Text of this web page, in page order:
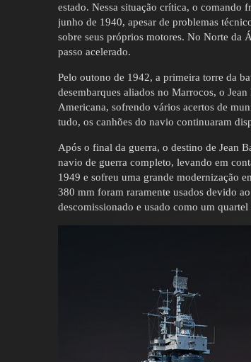
estado. Nessa situação crítica, o comando
junho de 1940, apesar de problemas
sobre seus próprios motores. No Norte da
passo acelerado.
Pelo outono de 1942, a primeira torre da
desembarques aliados no Marrocos, o
Americana, sofrendo vários acertos de
tudo, os canhões do navio continuaram
Após o final da guerra, o destino de Jean
navio de guerra completo, levando em
1949 e sofreu uma grande modernização
380 mm foram raramente usados devido
descomissionado e usado como um